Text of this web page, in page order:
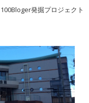
発掘プロジェクト